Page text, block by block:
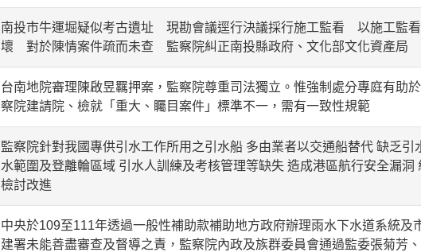
南投市牛運堀疑似考古遺址 現勘會議逕行決議採行施工監看 以施工監
壞 對於陳情案件疏而未查 監察院糾正南投縣政府、文化部文化資產局
台南地院審理陳啟昱羈押案，監察院尊重司法獨立。惟強制處分專庭有助
察院建請院、檢就「重大、矚目案件」標準不一，需有一致性規範
監察院針對我國專供引水工作所用之引水船 多由業者以交通船替代 缺乏引
水範圍及登離輪區域 引水人訓練及考核管理等缺失 造成港區航行安全漏
檢討改進
中央於109至111年透過一般性補助款補助地方政府辦理雨水下水道系統及
建署未能善盡審查及督導之責，監察院內政及族群委員會通過監委張菊芳